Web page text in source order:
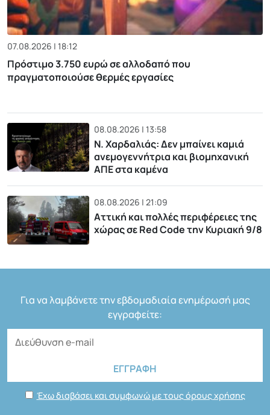
07.08.2026 | 18:12
Πρόστιμο 3.750 ευρώ σε αλλοδαπό που
πραγματοποιούσε θερμές εργασίες
08.08.2026 | 13:58
Ν. Χαρδαλιάς: Δεν μπαίνει καμιά
ανεμογεννήτρια και βιομηχανική
ΑΠΕ στα καμένα
08.08.2026 | 21:09
Αττική και πολλές περιφέρειες της
χώρας σε Red Code την Κυριακή 9/8
Για να λαμβάνετε την εβδομαδιαία ενημέρωσή μας
εγγραφείτε:
Έχω διαβάσει και συμφωνώ με τους όρους χρήσης